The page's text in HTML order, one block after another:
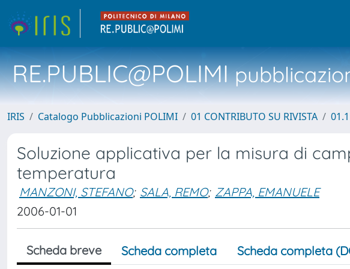
RE.PUBLIC@POLIMI
IRIS Catalogo Pubblicazioni POLIMI 01 CONTRIBUTO SU RIVISTA
Soluzione applicativa per la misura di
temperatura
MANZONI, STEFANO; SALA, REMO; ZAPPA, EMANUELE
2006-01-01
Scheda breve Scheda completa Scheda completa